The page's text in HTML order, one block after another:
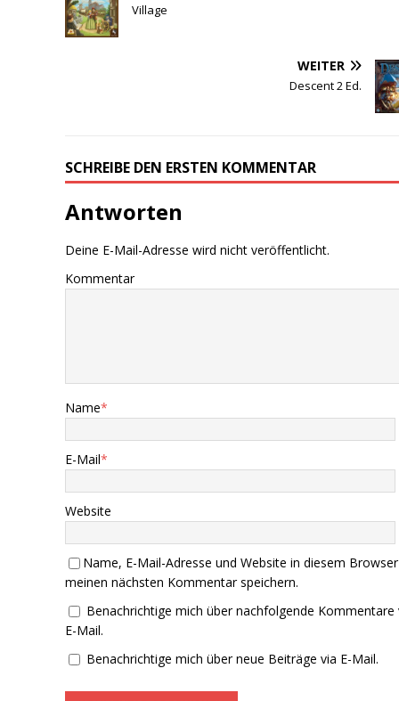
Village
WEITER
Descent 2 Ed.
SCHREIBE DEN ERSTEN KOMMENTAR
Antworten
Deine E-Mail-Adresse wird nicht veröffentlicht.
Kommentar
Name*
E-Mail*
Website
Name, E-Mail-Adresse und Website in diesem
meinen nächsten Kommentar speichern.
Benachrichtige mich über nachfolgende Kommentare
E-Mail.
Benachrichtige mich über neue Beiträge via E-Mail.